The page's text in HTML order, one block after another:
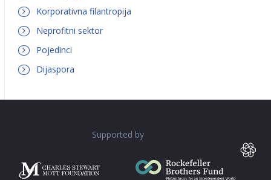
Korporativna filantropija
Neprofitni sektor
Pojedinci
Dijaspora
Supported by